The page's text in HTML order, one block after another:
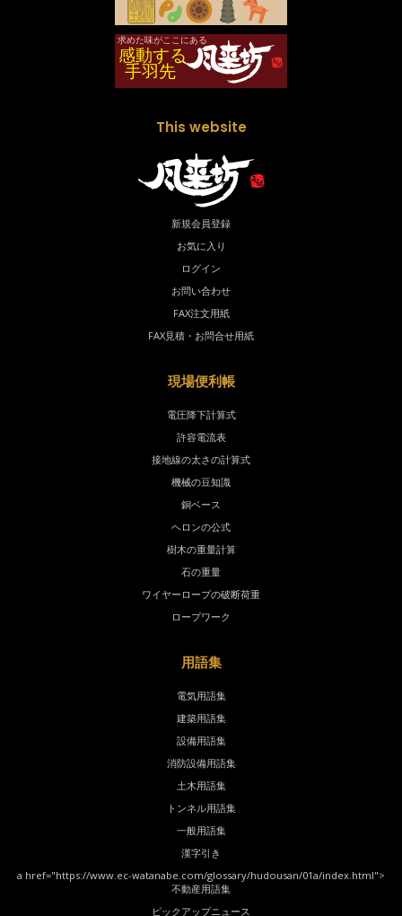
This website
新規会員登録
お気に入り
ログイン
お問い合わせ
FAX注文用紙
FAX見積・お問合せ用紙
現場便利帳
電圧降下計算式
許容電流表
接地線の太さの計算式
機械の豆知識
銅ベース
ヘロンの公式
樹木の重量計算
石の重量
ワイヤーロープの破断荷重
ロープワーク
用語集
電気用語集
建築用語集
設備用語集
消防設備用語集
土木用語集
トンネル用語集
一般用語集
漢字引き
a href="https://www.ec-watanabe.com/glossary/hudousan/01a/index.html">
不動産用語集
ピックアップニュース